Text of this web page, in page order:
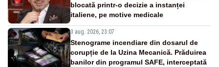
blocată printr-o decizie a instanței
italiene, pe motive medicale
3 aug. 2026, 23:07
Stenograme incendiare din dosarul de
corupție de la Uzina Mecanică. Prăduirea
banilor din programul SAFE, interceptată